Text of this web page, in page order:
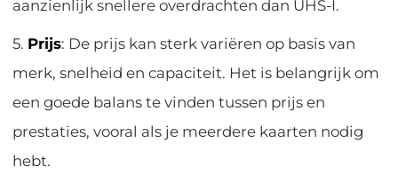
aanzienlijk snellere overdrachten dan UHS-I.
5. Prijs: De prijs kan sterk variëren op basis van
merk, snelheid en capaciteit. Het is belangrijk om
een goede balans te vinden tussen prijs en
prestaties, vooral als je meerdere kaarten nodig
hebt.